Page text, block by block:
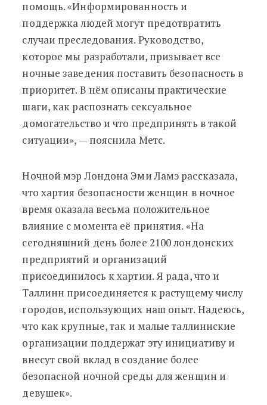
помощь. «Информированность и
поддержка людей могут предотвратить
случаи преследования. Руководство,
которое мы разработали, призывает все
ночные заведения поставить безопасность в
приоритет. В нём описаны практические
шаги, как распознать сексуальное
домогательство и что предпринять в такой
ситуации», — пояснила Метс.
Ночной мэр Лондона Эми Ламэ рассказала,
что хартия безопасности женщин в ночное
время оказала весьма положительное
влияние с момента её принятия. «На
сегодняшний день более 2100 лондонских
предприятий и организаций
присоединилось к хартии. Я рада, что и
Таллинн присоединяется к растущему числу
городов, использующих наш опыт. Надеюсь,
что как крупные, так и малые таллиннские
организации поддержат эту инициативу и
внесут свой вклад в создание более
безопасной ночной среды для женщин и
девушек».